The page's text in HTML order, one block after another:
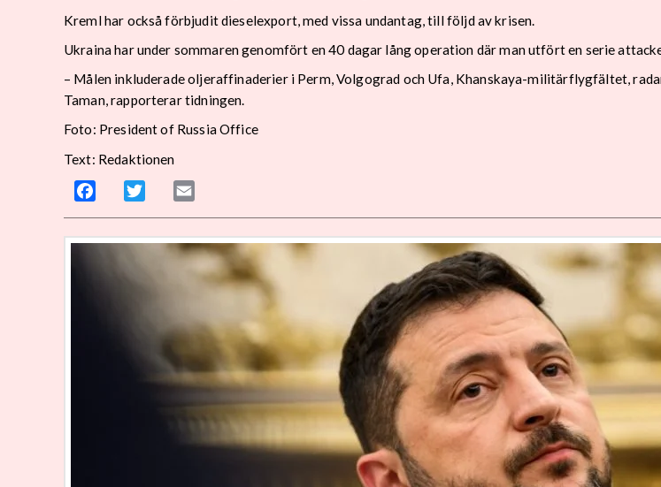
Kreml har också förbjudit dieselexport, med vissa undantag, till följd av krisen.
Ukraina har under sommaren genomfört en 40 dagar lång operation där man utfört en serie
– Målen inkluderade oljeraffinaderier i Perm, Volgograd och Ufa, Khanskaya-militärflygfältet,
Taman, rapporterar tidningen.
Foto: President of Russia Office
Text: Redaktionen
Facebook Twitter